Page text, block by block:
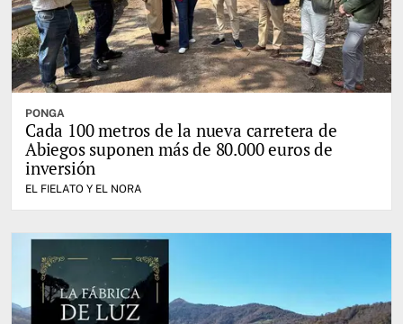
PONGA
Cada 100 metros de la nueva carretera de
Abiegos suponen más de 80.000 euros de
inversión
EL FIELATO Y EL NORA